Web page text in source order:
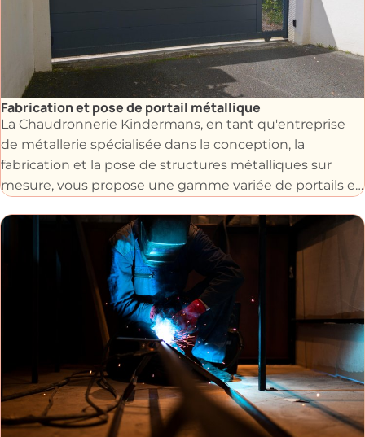
Fabrication et pose de portail métallique
La Chaudronnerie Kindermans, en tant qu'entreprise
de métallerie spécialisée dans la conception, la
fabrication et la pose de structures métalliques sur
mesure, vous propose une gamme variée de portails en
Forts de notre expertise et de notre savoir-faire, nous
offrons des solutions sur mesure adaptées à vos
besoins, que ce soit portails pleins, ajourés, semi-
ajourés, coulissants ou battants.